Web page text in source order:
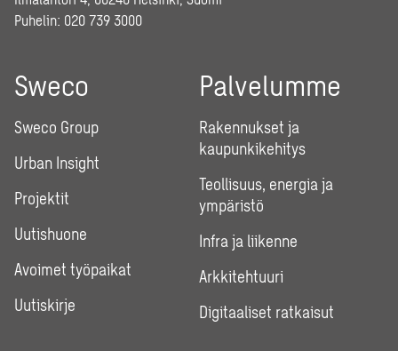
Puhelin: 020 739 3000
Sweco
Sweco Group
Urban Insight
Projektit
Uutishuone
Avoimet työpaikat
Uutiskirje
Palvelumme
Rakennukset ja
kaupunkikehitys
Teollisuus, energia ja
ympäristö
Infra ja liikenne
Arkkitehtuuri
Digitaaliset ratkaisut